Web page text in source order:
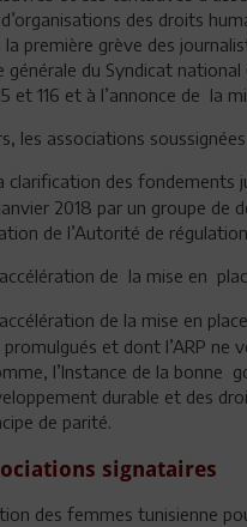
des droits
la première grève des
générale du Syndicat
et 116 et à l’annonce de la
les associations
clarification des fondements
2018 par un groupe de
de l’Autorité de
de la mise en
de la mise en
et dont l’ARP ne
l’Instance de la bonne
durable et des
de parité.
signataires
des femmes tunisienne